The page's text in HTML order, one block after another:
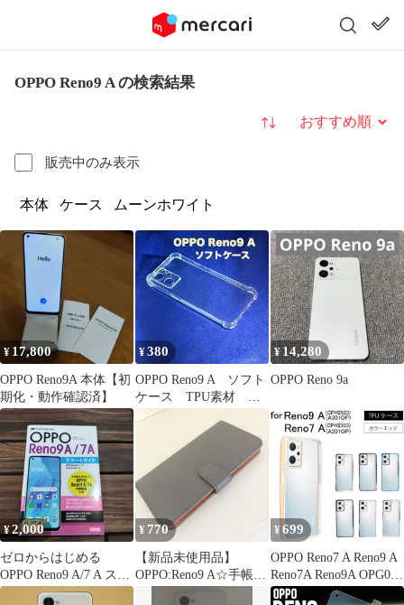
OPPO Reno9 A の検索結果
販売中のみ表示
並び替え
本体 ケース ムーンホワイト
¥ 17,800
OPPO Reno9A 本体【初
期化・動作確認済】
¥380
OPPO Reno9 A ソフト
ケース TPU素材 シ
ンプル カバー
¥14,280
OPPO Reno 9a
¥2,000
ゼロからはじめる
OPPO Reno9 A/7 A スマ
ートガイド
¥ 770
【新品未使用品】
OPPO:Reno9 A☆手帳型
¥699
OPPO Reno7 A Reno9 A
Reno7A Reno9A OPG04
シンプル サイドメッキ